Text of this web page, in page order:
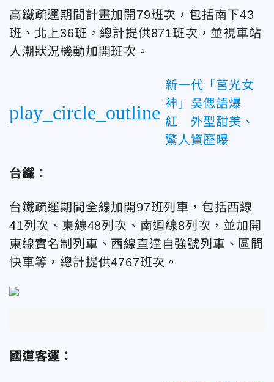
高鐵疏運期間計畫加開79班次，包括南下43
班、北上36班，總計提供871班次，並視車站
人潮狀況機動加開班次。
play_circle_outline
新一代「莒光女
神」吳偲語爆
紅 外型甜美、
驚人資歷曝
台鐵：
台鐵疏運期間全線加開97班列車，包括西線
41列次、東線48列次、南迴線8列次，並加開
東線實名制列車、西線直達自強號列車、區間
快車等，總計提供4767班次。
國道客運：